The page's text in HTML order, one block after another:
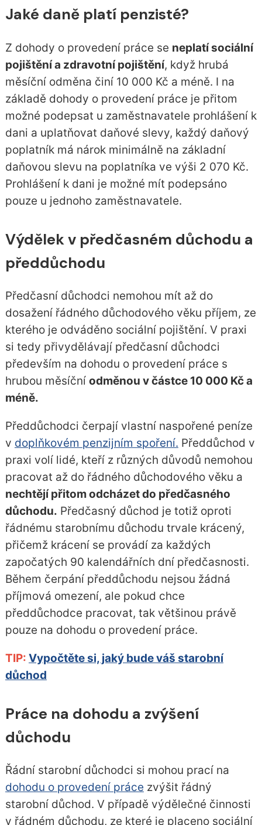
Jaké daně platí penzisté?
Z dohody o provedení práce se neplatí sociální
pojištění a zdravotní pojištění, když hrubá
měsíční odměna činí 10 000 Kč a méně. I na
základě dohody o provedení práce je přitom
možné podepsat u zaměstnavatele prohlášení k
dani a uplatňovat daňové slevy, každý daňový
poplatník má nárok minimálně na základní
daňovou slevu na poplatníka ve výši 2 070 Kč.
Prohlášení k dani je možné mít podepsáno
pouze u jednoho zaměstnavatele.
Výdělek v předčasném důchodu a
předdůchodu
Předčasní důchodci nemohou mít až do
dosažení řádného důchodového věku příjem, ze
kterého je odváděno sociální pojištění. V praxi
si tedy přivydělávají předčasní důchodci
především na dohodu o provedení práce s
hrubou měsíční odměnou v částce 10 000 Kč a
méně.
Předdůchodci čerpají vlastní naspořené peníze
v doplňkovém penzijním spoření. Předdůchod v
praxi volí lidé, kteří z různých důvodů nemohou
pracovat až do řádného důchodového věku a
nechtějí přitom odcházet do předčasného
důchodu. Předčasný důchod je totiž oproti
řádnému starobnímu důchodu trvale krácený,
přičemž krácení se provádí za každých
započatých 90 kalendářních dní předčasnosti.
Během čerpání předdůchodu nejsou žádná
příjmová omezení, ale pokud chce
předdůchodce pracovat, tak většinou právě
pouze na dohodu o provedení práce.
TIP: Vypočtěte si, jaký bude váš starobní
důchod
Práce na dohodu a zvýšení
důchodu
Řádní starobní důchodci si mohou prací na
dohodu o provedení práce zvýšit řádný
starobní důchod. V případě výdělečné činnosti
v řádném důchodu, ze které je placeno sociální